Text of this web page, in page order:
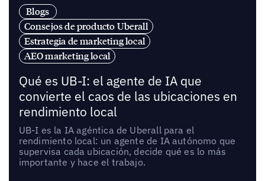
Blogs
Consejos de producto Uberall
Estrategia de marketing local
AEO marketing local
Qué es UB-I: el agente de IA que
convierte el caos de las ubicaciones en
rendimiento local
UB-I es la IA agéntica de Uberall para el
rendimiento local: un agente de IA autónomo que
supervisa cada ubicación, decide qué es lo más
importante y hace el trabajo.